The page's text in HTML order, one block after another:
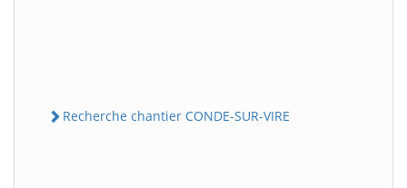
Recherche chantier CONDE-SUR-VIRE